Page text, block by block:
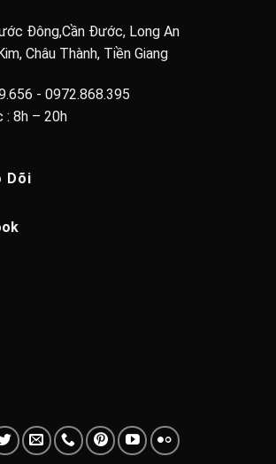
Đông,Cần Đước, Long An
Châu Thành, Tiền Giang
- 0972.868.395
: 8h – 20h
Dõi